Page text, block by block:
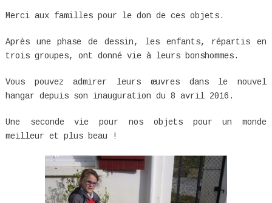
Merci aux familles pour le don de ces objets.
Après une phase de dessin, les enfants, répartis en
trois groupes, ont donné vie à leurs bonshommes.
Vous pouvez admirer leurs œuvres dans le nouvel
hangar depuis son inauguration du 8 avril 2016.
Une seconde vie pour nos objets pour un monde
meilleur et plus beau !